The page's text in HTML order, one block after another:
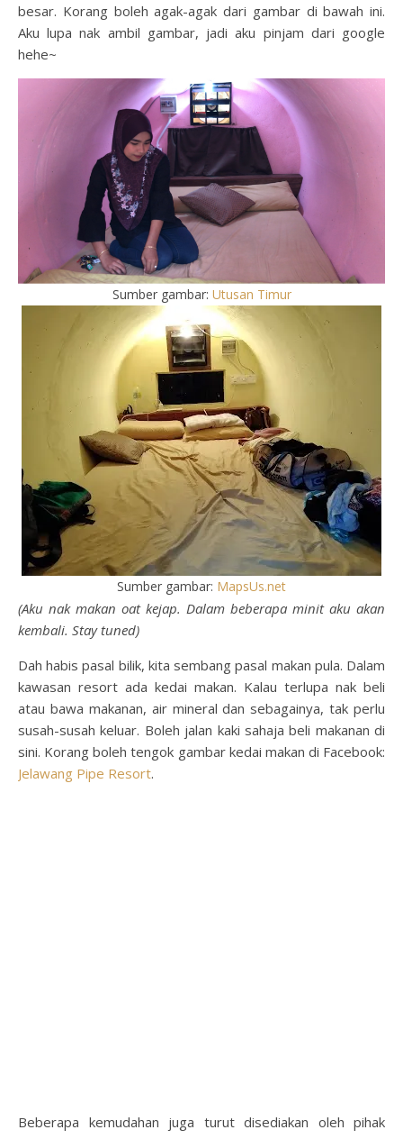
besar. Korang boleh agak-agak dari gambar di bawah ini.
Aku lupa nak ambil gambar, jadi aku pinjam dari google
hehe~
Sumber gambar: Utusan Timur
Sumber gambar: MapsUs.net
(Aku nak makan oat kejap. Dalam beberapa minit aku akan
kembali. Stay tuned)
Dah habis pasal bilik, kita sembang pasal makan pula. Dalam
kawasan resort ada kedai makan. Kalau terlupa nak beli
atau bawa makanan, air mineral dan sebagainya, tak perlu
susah-susah keluar. Boleh jalan kaki sahaja beli makanan di
sini. Korang boleh tengok gambar kedai makan di Facebook:
Jelawang Pipe Resort.
Beberapa kemudahan juga turut disediakan oleh pihak